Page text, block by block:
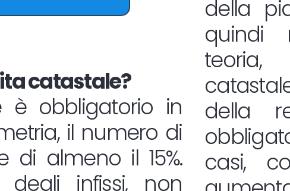
catastale?
è obbligatorio in
il numero di
almeno il 15%.
degli infissi, non
della
quindi
teoria,
della
casi,